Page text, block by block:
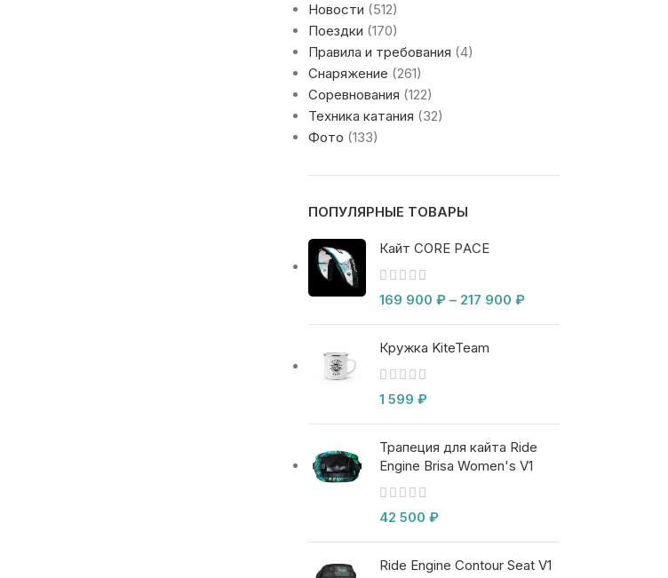
Новости (512)
Поездки (170)
Правила и требования (4)
Снаряжение (261)
Соревнования (122)
Техника катания (32)
Фото (133)
ПОПУЛЯРНЫЕ ТОВАРЫ
Кайт CORE PACE
169 900 ₽ – 217 900 ₽
Кружка KiteTeam
1 599 ₽
Трапеция для кайта Ride
Engine Brisa Women's V1
42 500 ₽
Ride Engine Contour Seat V1